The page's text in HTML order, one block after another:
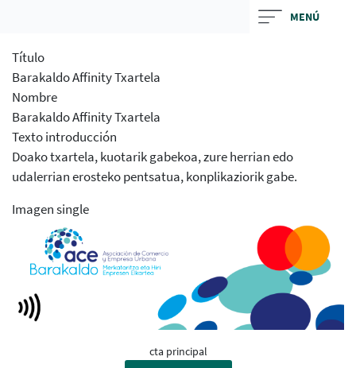
MENÚ
Título
Barakaldo Affinity Txartela
Nombre
Barakaldo Affinity Txartela
Texto introducción
Doako txartela, kuotarik gabekoa, zure herrian edo
udalerrian erosteko pentsatua, konplikaziorik gabe.
Imagen single
cta principal